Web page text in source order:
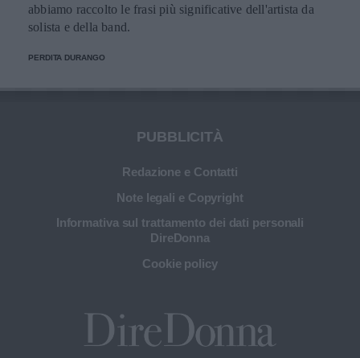
abbiamo raccolto le frasi più significative dell'artista da
solista e della band.
PERDITA DURANGO
PUBBLICITÀ
Redazione e Contatti
Note legali e Copyright
Informativa sul trattamento dei dati personali
DireDonna
Cookie policy